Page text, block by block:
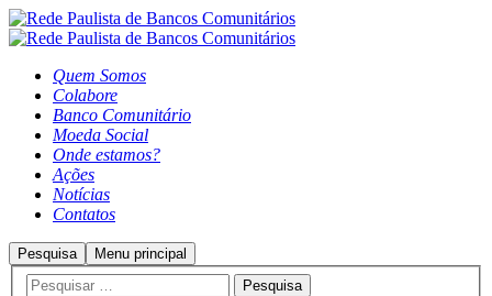
Quem Somos
Colabore
Banco Comunitário
Moeda Social
Onde estamos?
Ações
Notícias
Contatos
Pesquisa Menu principal